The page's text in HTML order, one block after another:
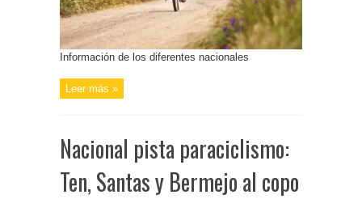
Información de los diferentes nacionales
Leer más »
Nacional pista paraciclismo:
Ten, Santas y Bermejo al copo